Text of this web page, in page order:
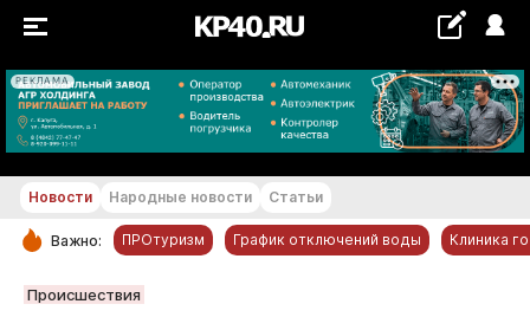
РЕКЛАМА
+21...+22 °С
РУБРИКИ
Новости Народные новости Статьи
Важно: ПРОтуризм График отключений воды Клиника
Происшествия